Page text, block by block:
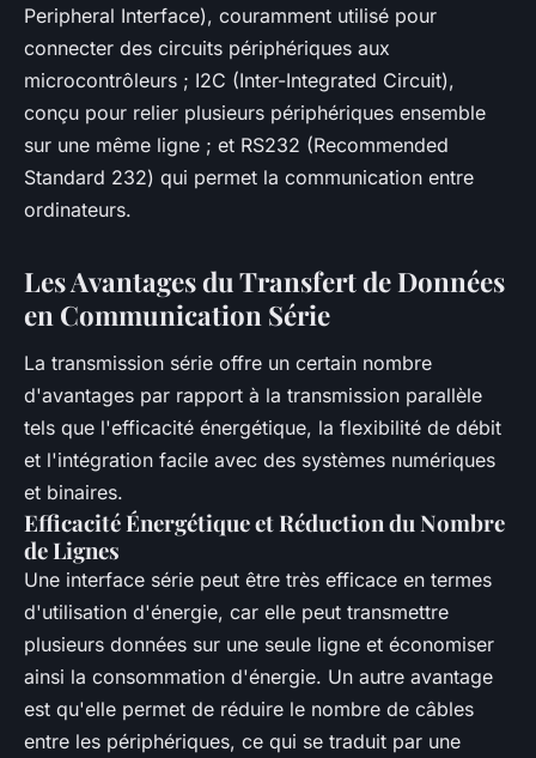
Peripheral Interface), couramment utilisé pour
connecter des circuits périphériques aux
microcontrôleurs ; I2C (Inter-Integrated Circuit),
conçu pour relier plusieurs périphériques ensemble
sur une même ligne ; et RS232 (Recommended
Standard 232) qui permet la communication entre
ordinateurs.
Les Avantages du Transfert de Données
en Communication Série
La transmission série offre un certain nombre
d'avantages par rapport à la transmission parallèle
tels que l'efficacité énergétique, la flexibilité de débit
et l'intégration facile avec des systèmes numériques
et binaires.
Efficacité Énergétique et Réduction du Nombre
de Lignes
Une interface série peut être très efficace en termes
d'utilisation d'énergie, car elle peut transmettre
plusieurs données sur une seule ligne et économiser
ainsi la consommation d'énergie. Un autre avantage
est qu'elle permet de réduire le nombre de câbles
entre les périphériques, ce qui se traduit par une